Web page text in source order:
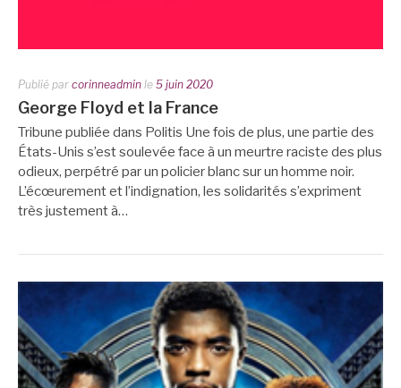
Publié par corinneadmin le 5 juin 2020
George Floyd et la France
Tribune publiée dans Politis Une fois de plus, une partie des
États-Unis s’est soulevée face à un meurtre raciste des plus
odieux, perpétré par un policier blanc sur un homme noir.
L’écœurement et l’indignation, les solidarités s’expriment
très justement à…